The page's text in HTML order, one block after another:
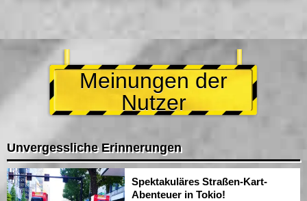
Meinungen der
Nutzer
Unvergessliche Erinnerungen
Spektakuläres Straßen-Kart-
Abenteuer in Tokio!